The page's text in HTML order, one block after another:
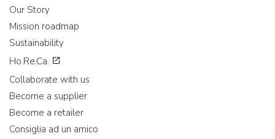
Our Story
Mission roadmap
Sustainability
Ho.Re.Ca.
Collaborate with us
Become a supplier
Become a retailer
Consiglia ad un amico